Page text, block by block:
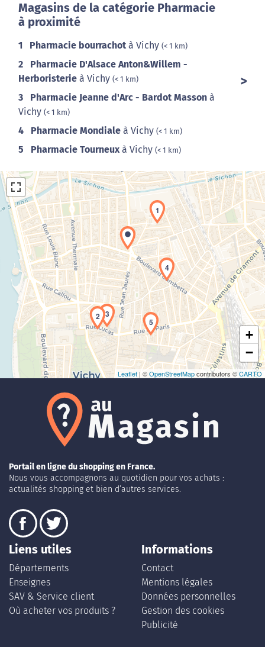
Magasins de la catégorie Pharmacie
à proximité
1 Pharmacie bourrachot à Vichy (< 1 km)
2
Pharmacie D'Alsace Anton&Willem -
Herboristerie à Vichy (< 1 km)
3 Pharmacie Jeanne d'Arc - Bardot Masson à
Vichy (< 1 km)
4 Pharmacie Mondiale à Vichy (< 1 km)
5 Pharmacie Tourneux à Vichy (< 1 km)
Chargement de la carte en cours...
1
2 3
4
5
+
−
Leaflet | ©OpenStreetMapcontributors ©CARTO
Portail en ligne du shopping en France.
Nous vous accompagnons au quotidien pour vos achats :
actualités shopping et bien d’autres services.
Liens utiles
Départements
Enseignes
SAV & Service client
Où acheter vos produits ?
Informations
Contact
Mentions légales
Données personnelles
Gestion des cookies
Publicité